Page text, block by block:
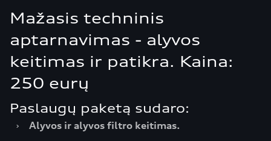
Mažasis techninis
aptarnavimas - alyvos
keitimas ir patikra. Kaina:
250 eurų
Paslaugų paketą sudaro:
›
Alyvos ir alyvos filtro keitimas.